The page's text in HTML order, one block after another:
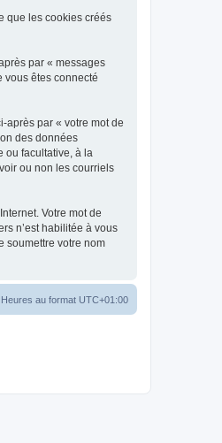
que les cookies créés
par « messages
vous êtes connecté
après par « votre mot de
des données
ou facultative, à la
ou non les courriels
Votre mot de
n’est habilitée à vous
soumettre votre nom
Heures au format UTC+01:00